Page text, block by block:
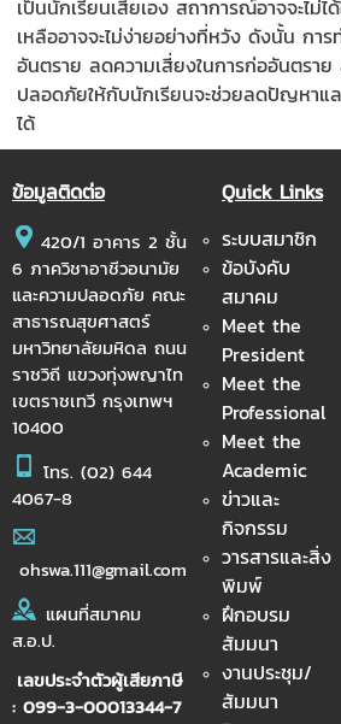
เป็นนักเรียนเสียเอง สถาการณ์อาจจะไม่
เหลืออาจจะไม่ง่ายอย่างที่หวัง ดังนั้น การ
อันตราย ลดความเสี่ยงในการก่ออันตรา
ปลอดภัยให้กับนักเรียนจะช่วยลดปัญหาแล
ได้
ข้อมูลติดต่อ
420/1 อาคาร 2 ชั้น
6 ภาควิชาอาชีวอนามัย
และความปลอดภัย คณะ
สาธารณสุขศาสตร์
มหาวิทยาลัยมหิดล ถนน
ราชวิถี แขวงทุ่งพญาไท
เขตราชเทวี กรุงเทพฯ
10400
โทร. (02) 644
4067-8
ohswa.111@gmail.com
แผนที่สมาคม
ส.อ.ป.
เลขประจำตัวผู้เสียภาษี
: 099-3-00013344-7
Quick Links
ระบบสมาชิก
ข้อบังคับ
สมาคม
Meet the
President
Meet the
Professional
Meet the
Academic
ข่าวและ
กิจกรรม
วารสารและสิ่ง
พิมพ์
ฝึกอบรม
สัมมนา
งานประชุม/
สัมมนา